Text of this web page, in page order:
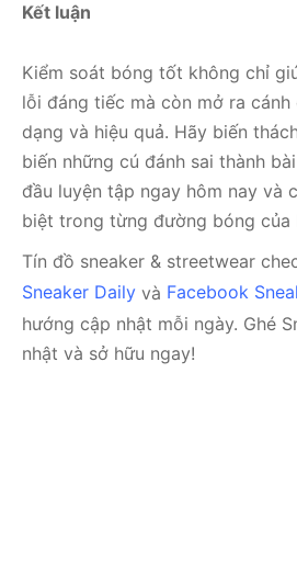
Kết luận
Kiểm soát bóng tốt không chỉ
lỗi đáng tiếc mà còn mở ra
dạng và hiệu quả. Hãy biến
biến những cú đánh sai thành
đầu luyện tập ngay hôm nay và
biệt trong từng đường bóng của
Tín đồ sneaker & streetwear
Sneaker Daily và Facebook
hướng cập nhật mỗi ngày. Ghé
nhật và sở hữu ngay!